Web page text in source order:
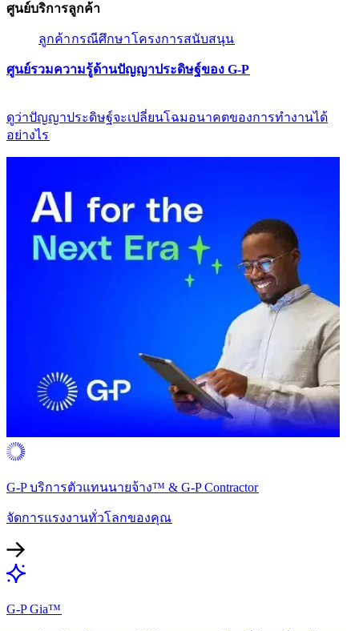
ศูนย์บริการลูกค้า​​
ลูกค้า​​กรณีศึกษา​​โครงการสนับสนุน​​
ศูนย์รวมความรู้ด้านปัญญาประดิษฐ์ของ G-P​​
ดูว่าปัญญาประดิษฐ์จะเปลี่ยนโฉมอนาคตของการทำงานได้
อย่างไร​​
G-P บริการตัวแทนนายจ้าง™ & G-P Contractor​​
จัดการแรงงานทั่วโลกของคุณ​​
G-P Gia™​​